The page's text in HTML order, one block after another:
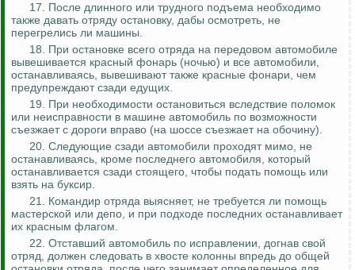
17. После длинного или трудного подъема необходимо
также давать отряду остановку, дабы осмотреть, не
перегрелись ли машины.
18. При остановке всего отряда на передовом автомобиле
вывешивается красный фонарь (ночью) и все автомобили,
останавливаясь, вывешивают также красные фонари, чем
предупреждают сзади едущих.
19. При необходимости остановиться вследствие поломок
или неисправности в машине автомобиль по возможности
съезжает с дороги вправо (на шоссе съезжает на обочину).
20. Следующие сзади автомобили проходят мимо, не
останавливаясь, кроме последнего автомобиля, который
останавливается сзади стоящего, чтобы подать помощь или
взять на буксир.
21. Командир отряда выясняет, не требуется ли помощь
мастерской или депо, и при подходе последних останавливает
их красным флагом.
22. Отставший автомобиль по исправлении, догнав свой
отряд, должен следовать в хвосте колонны впредь до общей